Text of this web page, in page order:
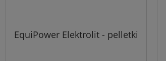
EquiPower Elektrolit - pelletki